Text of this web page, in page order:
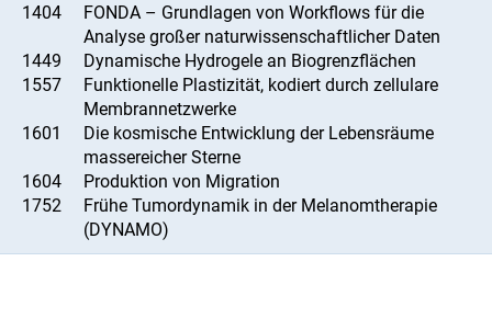
1404
FONDA – Grundlagen von Workflows für die
Analyse großer naturwissenschaftlicher Daten
1449
Dynamische Hydrogele an Biogrenzflächen
1557
Funktionelle Plastizität, kodiert durch zellulare
Membrannetzwerke
1601
Die kosmische Entwicklung der Lebensräume
massereicher Sterne
1604
Produktion von Migration
1752
Frühe Tumordynamik in der Melanomtherapie
(DYNAMO)